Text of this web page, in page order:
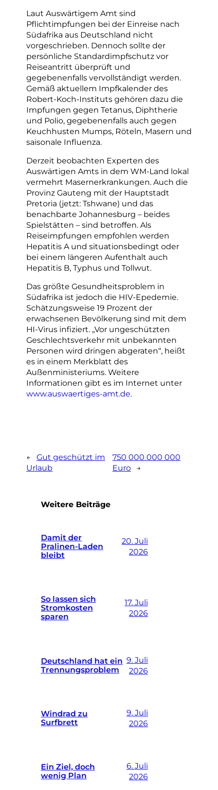
Laut Auswärtigem Amt sind
Pflichtimpfungen bei der Einreise nach
Südafrika aus Deutschland nicht
vorgeschrieben. Dennoch sollte der
persönliche Standardimpfschutz vor
Reiseantritt überprüft und
gegebenenfalls vervollständigt werden.
Gemäß aktuellem Impfkalender des
Robert-Koch-Instituts gehören dazu die
Impfungen gegen Tetanus, Diphtherie
und Polio, gegebenenfalls auch gegen
Keuchhusten Mumps, Röteln, Masern und
saisonale Influenza.
Derzeit beobachten Experten des
Auswärtigen Amts in dem WM-Land lokal
vermehrt Masernerkrankungen. Auch die
Provinz Gauteng mit der Hauptstadt
Pretoria (jetzt: Tshwane) und das
benachbarte Johannesburg – beides
Spielstätten – sind betroffen. Als
Reiseimpfungen empfohlen werden
Hepatitis A und situationsbedingt oder
bei einem längeren Aufenthalt auch
Hepatitis B, Typhus und Tollwut.
Das größte Gesundheitsproblem in
Südafrika ist jedoch die HIV-Epedemie.
Schätzungsweise 19 Prozent der
erwachsenen Bevölkerung sind mit dem
HI-Virus infiziert. „Vor ungeschützten
Geschlechtsverkehr mit unbekannten
Personen wird dringen abgeraten“, heißt
es in einem Merkblatt des
Außenministeriums. Weitere
Informationen gibt es im Internet unter
www.auswaertiges-amt.de.
← Gut geschützt im
Urlaub
750 000 000 000
Euro
→
Weitere Beiträge
Damit der
Pralinen-Laden
bleibt
20. Juli
2026
So lassen sich
Stromkosten
sparen
17. Juli
2026
Deutschland hat ein
Trennungsproblem
9. Juli
2026
Windrad zu
Surfbrett
9. Juli
2026
Ein Ziel, doch
wenig Plan
6. Juli
2026